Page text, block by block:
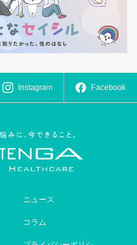
Instagram Facebook
ニュース
コラム